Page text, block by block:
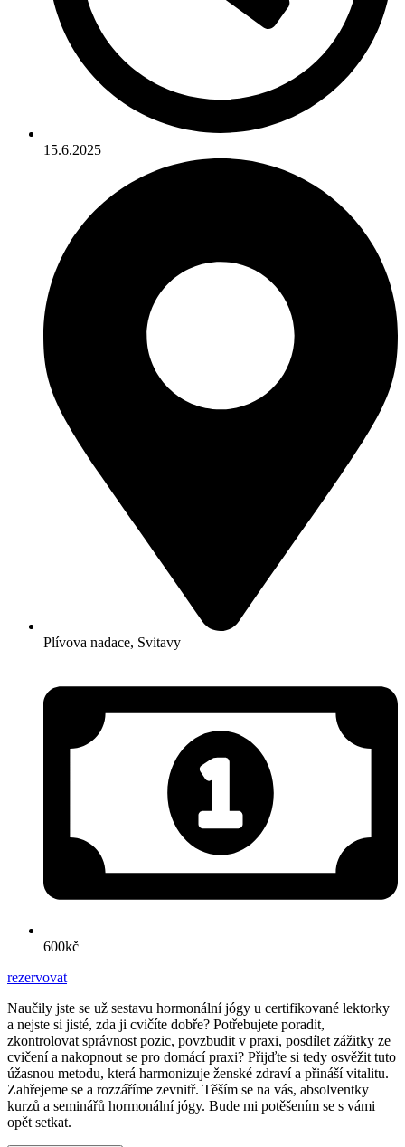
15.6.2025
Plívova nadace, Svitavy
600kč
rezervovat
Naučily jste se už sestavu hormonální jógy u certifikované lektorky
a nejste si jisté, zda ji cvičíte dobře? Potřebujete poradit,
zkontrolovat správnost pozic, povzbudit v praxi, posdílet zážitky ze
cvičení a nakopnout se pro domácí praxi? Přijďte si tedy osvěžit tuto
úžasnou metodu, která harmonizuje ženské zdraví a přináší vitalitu.
Zahřejeme se a rozzáříme zevnitř. Těším se na vás, absolventky
kurzů a seminářů hormonální jógy. Bude mi potěšením se s vámi
opět setkat.